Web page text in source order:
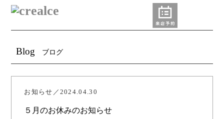
Blog ブログ
お知らせ／2024.04.30
５月のお休みのお知らせ